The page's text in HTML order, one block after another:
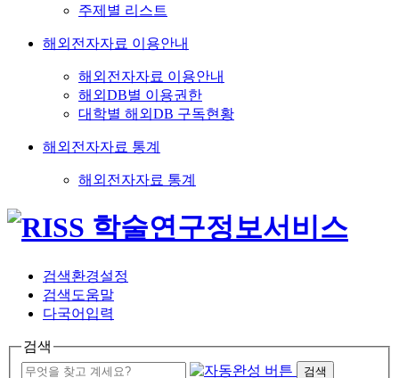
주제별 리스트
해외전자자료 이용안내
해외전자자료 이용안내
해외DB별 이용권한
대학별 해외DB 구독현황
해외전자자료 통계
해외전자자료 통계
검색환경설정
검색도움말
다국어입력
검색
검색